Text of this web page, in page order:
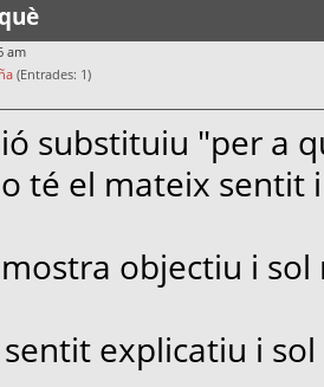
am
(Entrades: 1)
substituiu "per a
té el mateix sentit
objectiu i
explicatiu i